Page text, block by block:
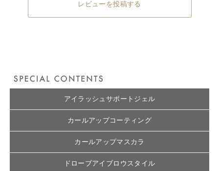
レビューを投稿する
アイラッシュサポートジェル
カールアップコーティング
カールアップマスカラ
ドローブアイブロウスタイル